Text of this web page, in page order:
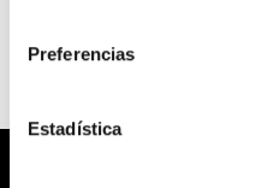
Preferencias
Estadística